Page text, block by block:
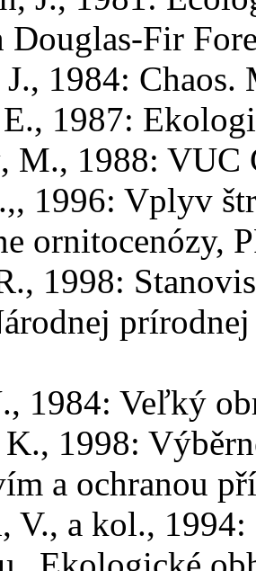
Douglas-Fir
1984: Chaos.
1987:
M., 1988: VUC
1996: Vplyv
ornitocenózy,
1998:
prírodnej
1984: Veľký
1998:
a ochranou
V., a kol.,